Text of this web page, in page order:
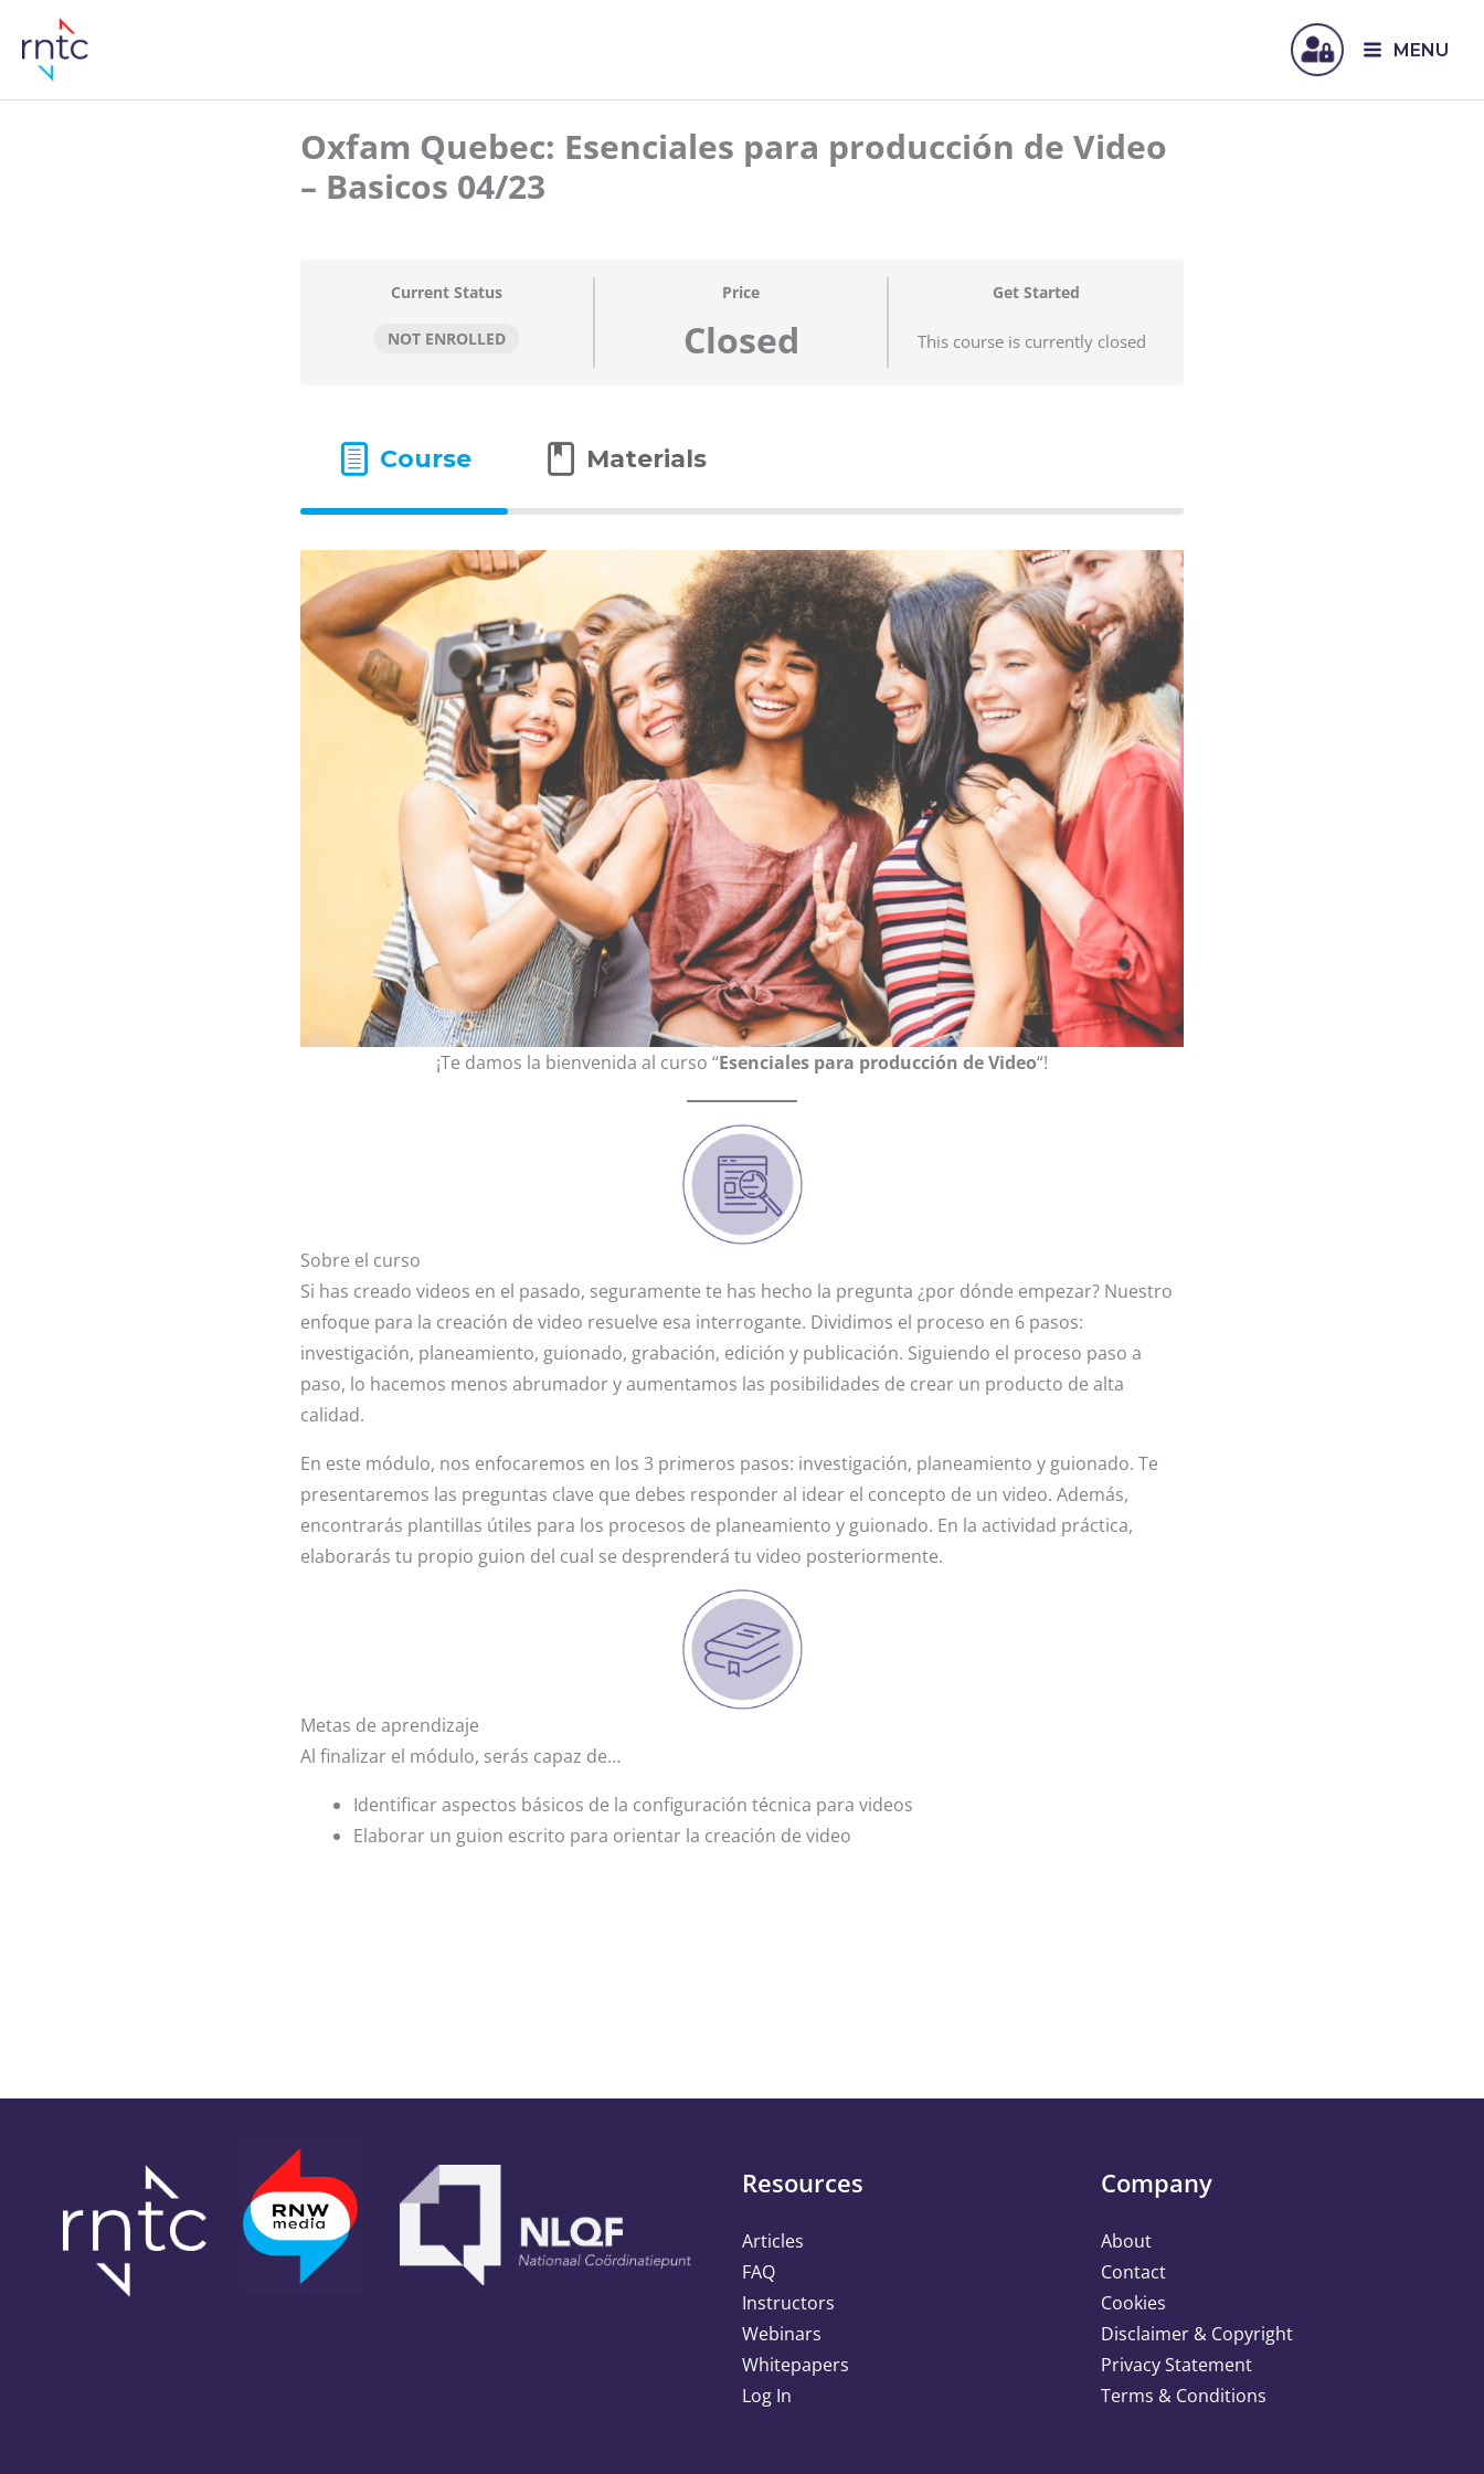
MENU
Oxfam Quebec: Esenciales para producción de Video
– Basicos 04/23
Current Status
NOT ENROLLED
Price
Closed
Get Started
This course is currently closed
Course Materials
¡Te damos la bienvenida al curso “Esenciales para producción de Video“!
Sobre el curso
Si has creado videos en el pasado, seguramente te has hecho la pregunta ¿por dónde empezar? Nuestro
enfoque para la creación de video resuelve esa interrogante. Dividimos el proceso en 6 pasos:
investigación, planeamiento, guionado, grabación, edición y publicación. Siguiendo el proceso paso a
paso, lo hacemos menos abrumador y aumentamos las posibilidades de crear un producto de alta
calidad.
En este módulo, nos enfocaremos en los 3 primeros pasos: investigación, planeamiento y guionado. Te
presentaremos las preguntas clave que debes responder al idear el concepto de un video. Además,
encontrarás plantillas útiles para los procesos de planeamiento y guionado. En la actividad práctica,
elaborarás tu propio guion del cual se desprenderá tu video posteriormente.
Metas de aprendizaje
Al finalizar el módulo, serás capaz de…
Identificar aspectos básicos de la configuración técnica para videos
Elaborar un guion escrito para orientar la creación de video
Resources
Articles
FAQ
Instructors
Webinars
Whitepapers
Log In
Company
About
Contact
Cookies
Disclaimer & Copyright
Privacy Statement
Terms & Conditions